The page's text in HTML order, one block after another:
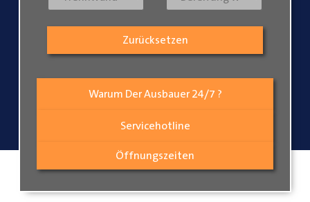
Warum Der Ausbauer 24/7 ?
Servicehotline
Öffnungszeiten
Zurücksetzen